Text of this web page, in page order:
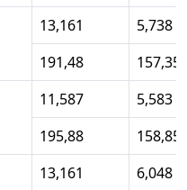
13,161
5,738
191,48
157,35
11,587
5,583
195,88
158,85
13,161
6,048